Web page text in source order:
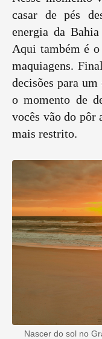
casar de pés
energia da
Aqui também é
maquiagens.
decisões para
o momento de
vocês vão do pôr
mais restrito.
Nascer do sol no